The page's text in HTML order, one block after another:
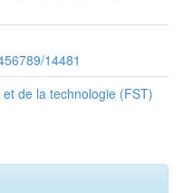
14481
de la technologie (FST)